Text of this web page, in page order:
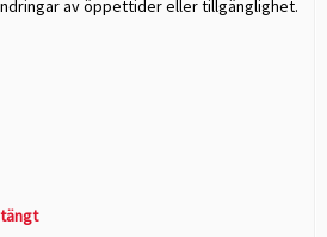
av öppettider eller tillgänglighet.